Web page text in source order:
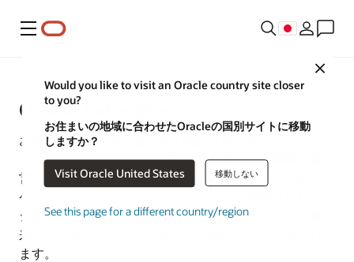
メニュー
Close
Would you like to visit an Oracle country site closer
to you?
お住まいの地域に合わせたOracleの国別サイトに移動
しますか？
Visit Oracle United States 移動しない
See this page for a different country/region
Oracle Industries
お客様の事業分野に合わせて設計された業界クラウ
ド・ソリューションで、ビジネスを徹底的に構築、運
営、成長させましょう。AIを組み込み、セキュアかつス
ケーラブルなインフラストラクチャ上に構築されたモ
ジュール式のアプリケーションを導入し、現在から将
来にわたるビジネス、規制、その他のニーズに対応し
ます。